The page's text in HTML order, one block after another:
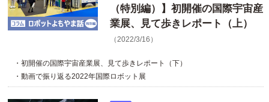
（特別編）】初開催の国際宇宙産
業展、見て歩きレポート（上）
（2022/3/16）
・初開催の国際宇宙産業展、見て歩きレポート（下）
・動画で振り返る2022年国際ロボット展